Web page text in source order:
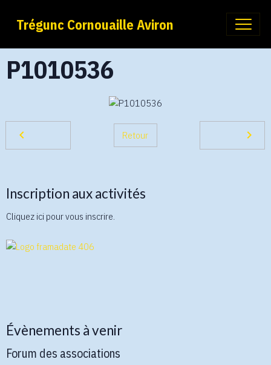
Trégunc Cornouaille Aviron
P1010536
Retour
Inscription aux activités
Cliquez ici pour vous inscrire.
Évènements à venir
Forum des associations